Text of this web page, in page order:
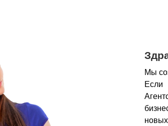
Мы
Если